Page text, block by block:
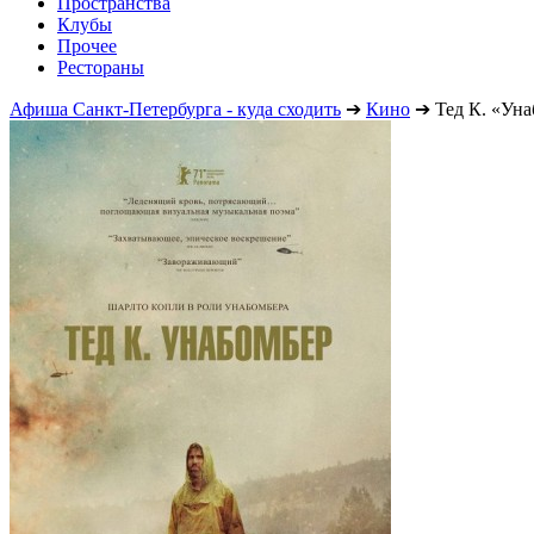
Клубы
Прочее
Рестораны
Афиша Санкт-Петербурга - куда сходить ➔ Кино ➔ Тед К.